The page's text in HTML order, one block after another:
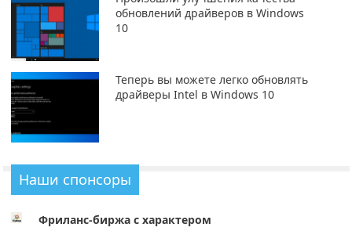
обновлений драйверов в Windows
10
Теперь вы можете легко обновлять
драйверы Intel в Windows 10
Наши спонсоры
Фриланс-биржа с характером